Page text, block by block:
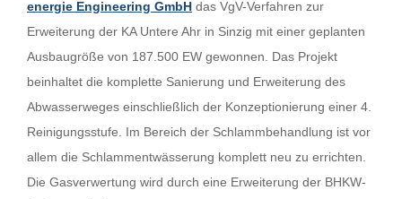
energie Engineering GmbH das VgV-Verfahren zur
Erweiterung der KA Untere Ahr in Sinzig mit einer geplanten
Ausbaugröße von 187.500 EW gewonnen. Das Projekt
beinhaltet die komplette Sanierung und Erweiterung des
Abwasserweges einschließlich der Konzeptionierung einer 4.
Reinigungsstufe. Im Bereich der Schlammbehandlung ist vor
allem die Schlammentwässerung komplett neu zu errichten.
Die Gasverwertung wird durch eine Erweiterung der BHKW-